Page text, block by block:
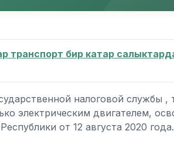
транспорт бир катар
налоговой службы ,
электрическим двигателем,
от 12 августа 2020 года.